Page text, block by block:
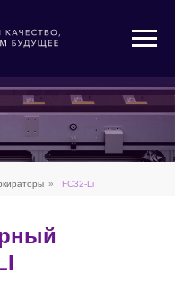
» FC32-Li